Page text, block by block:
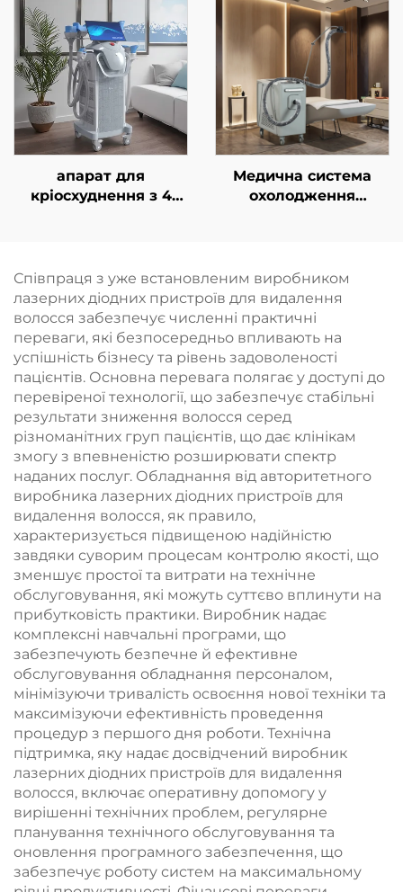
частоти 1/2 МГц
обличчя, підтяжки
шкіри та контурної
корекції тіла
апарат для
кріосхуднення з 4
охолодження на 360°,
кріотерапія для
зниження ваги та
косметичних
процедур
Медична система
охолодження
та епідермального
захисту, безперервне
безконтактне
використання в
клініці
Співпраця з уже встановленим виробником
лазерних діодних пристроїв для видалення
волосся забезпечує численні практичні
переваги, які безпосередньо впливають на
успішність бізнесу та рівень задоволеності
пацієнтів. Основна перевага полягає у доступі до
перевіреної технології, що забезпечує стабільні
результати зниження волосся серед
різноманітних груп пацієнтів, що дає клінікам
змогу з впевненістю розширювати спектр
наданих послуг. Обладнання від авторитетного
виробника лазерних діодних пристроїв для
видалення волосся, як правило,
характеризується підвищеною надійністю
завдяки суворим процесам контролю якості, що
зменшує простої та витрати на технічне
обслуговування, які можуть суттєво вплинути на
прибутковість практики. Виробник надає
комплексні навчальні програми, що
забезпечують безпечне й ефективне
обслуговування обладнання персоналом,
мінімізуючи тривалість освоєння нової техніки та
максимізуючи ефективність проведення
процедур з першого дня роботи. Технічна
підтримка, яку надає досвідчений виробник
лазерних діодних пристроїв для видалення
волосся, включає оперативну допомогу у
вирішенні технічних проблем, регулярне
планування технічного обслуговування та
оновлення програмного забезпечення, що
забезпечує роботу систем на максимальному